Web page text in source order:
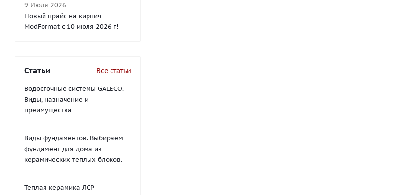
9 Июля 2026
Новый прайс на кирпич
ModFormat с 10 июля 2026 г!
Статьи Все статьи
Водосточные системы GALECO.
Виды, назначение и
преимущества
Виды фундаментов. Выбираем
фундамент для дома из
керамических теплых блоков.
Теплая керамика ЛСР